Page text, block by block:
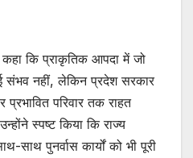
कि प्राकृतिक आपदा में जो
नहीं, लेकिन प्रदेश सरकार
परिवार तक राहत
स्पष्ट किया कि राज्य
साथ पुनर्वास कार्यों को भी पूरी